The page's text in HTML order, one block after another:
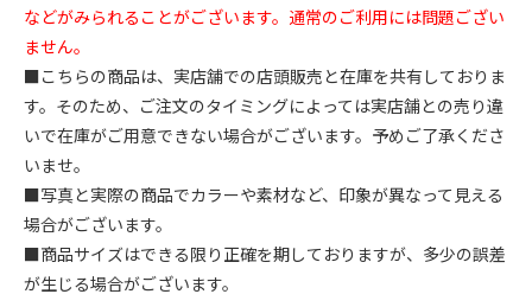
などがみられることがございます。通常のご利用には問題ござい
ません。
■こちらの商品は、実店舗での店頭販売と在庫を共有しておりま
す。そのため、ご注文のタイミングによっては実店舗との売り違
いで在庫がご用意できない場合がございます。予めご了承くださ
いませ。
■写真と実際の商品でカラーや素材など、印象が異なって見える
場合がございます。
■商品サイズはできる限り正確を期しておりますが、多少の誤差
が生じる場合がございます。